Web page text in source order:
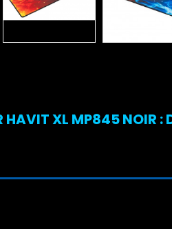
HAVIT XL MP845 NOIR :